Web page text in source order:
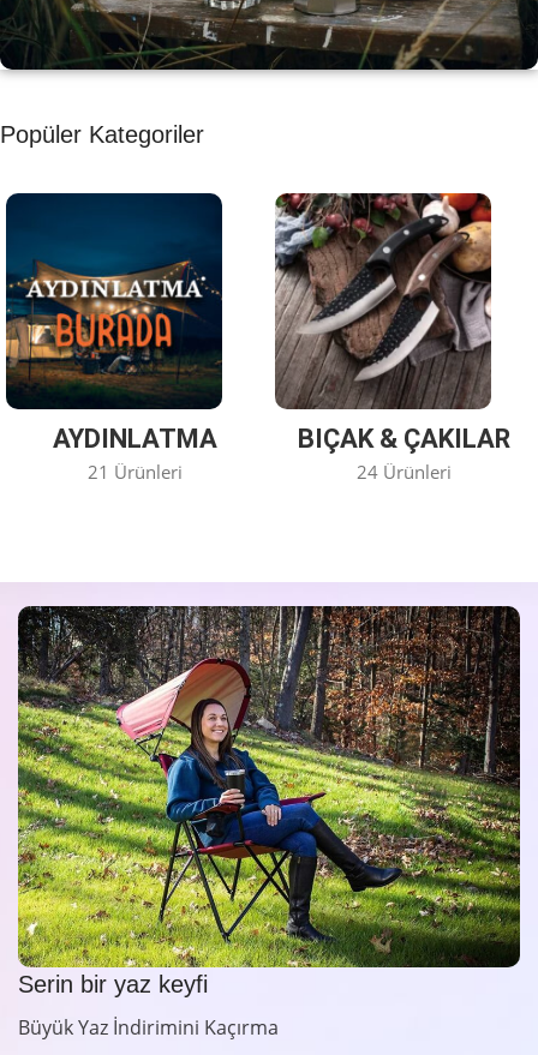
KAHVE KEYFİ
Kahvemizi Denediniz mi ?
Keşfet
Popüler Kategoriler
AYDINLATMA
21 Ürünleri
BIÇAK & ÇAKILAR
24 Ürünleri
Serin bir yaz keyfi
Büyük Yaz İndirimini Kaçırma